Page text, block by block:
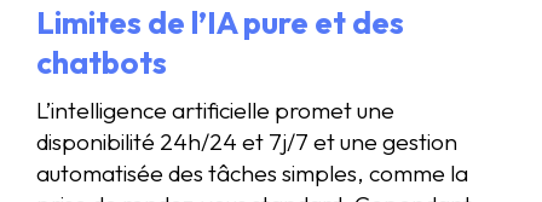
Limites de l’IA pure et des
chatbots
L’intelligence artificielle promet une
disponibilité 24h/24 et 7j/7 et une gestion
automatisée des tâches simples, comme la